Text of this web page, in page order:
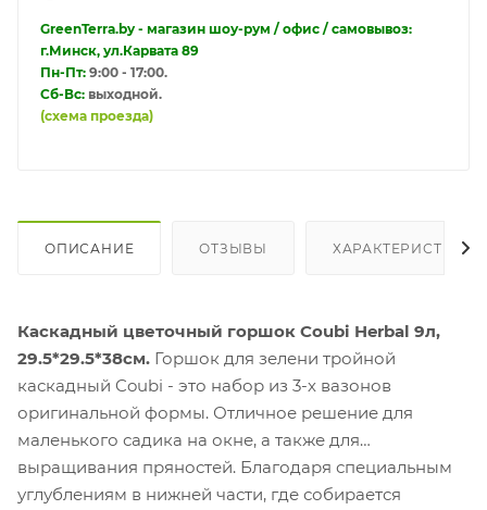
GreenTerra.by - магазин шоу-рум / офис / самовывоз:
г.Минск, ул.Карвата 89
Пн-Пт: 9:00 - 17:00.
Сб-Вс: выходной.
(схема проезда)
ОПИСАНИЕ ОТЗЫВЫ ХАРАКТЕРИСТИКИ
Каскадный цветочный горшок Coubi Herbal 9л,
29.5*29.5*38см. Горшок для зелени тройной
каскадный Coubi - это набор из 3-х вазонов
оригинальной формы. Отличное решение для
маленького садика на окне, а также для
выращивания пряностей. Благодаря специальным
углублениям в нижней части, где собирается